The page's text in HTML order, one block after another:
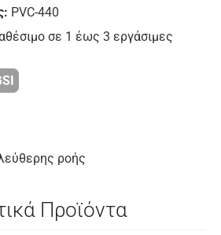
PVC-440
σε 1 έως 3 εργάσιμες
ροής
Προϊόντα